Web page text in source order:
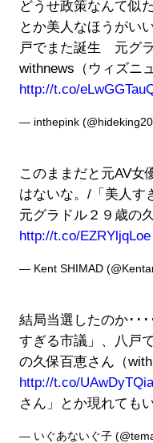
どうせ政策なんて似
とか美人なほうがい
戸でまた誕生 元グ
withnews（ウィズニ
http://t.co/
— inthepink
このままだと元AV女
はないな。/「美人
元グラドル２９歳の
http://t.co/EZRYljqLoe
— Kent SHIMAD
結局当選したのか･･･
すぎる市議」、八戸
の久保百恵さん（
http://t.co/
さん」とか現れても
— いぐあないぐ子